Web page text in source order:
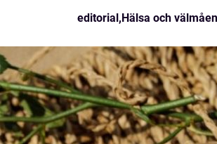
editorial,Hälsa och